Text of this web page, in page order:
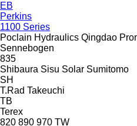
EB
Perkins
1100 Series
Poclain Hydraulics Qingdao
Sennebogen
835
Shibaura Sisu Solar Sumitomo
SH
T.Rad Takeuchi
TB
Terex
820 890 970 TW